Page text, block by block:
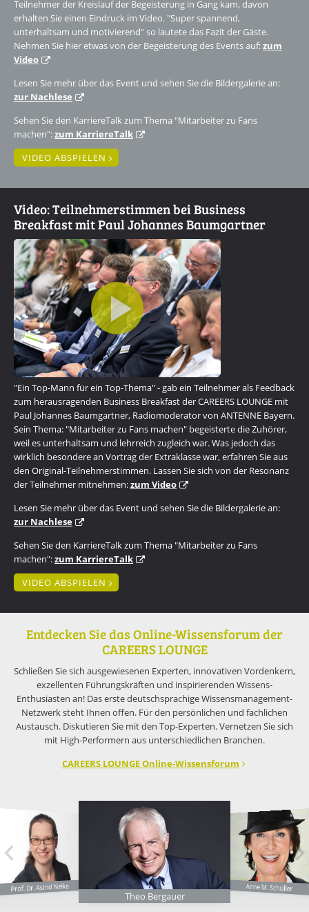
Teilnehmer der Kreislauf der Begeisterung in Gang kam, davon
erhalten Sie einen Eindruck im Video. "Super spannend,
unterhaltsam und motivierend" so lautete das Fazit der Gäste.
Nehmen Sie hier etwas von der Begeisterung des Events auf:zum
Video
Lesen Sie mehr über das Event und sehen Sie die Bildergalerie an:
zur Nachlese
Sehen Sie den KarriereTalk zum Thema "Mitarbeiter zu Fans
machen":zum KarriereTalk
VIDEO ABSPIELEN
Video: Teilnehmerstimmen bei Business
Breakfast mit Paul Johannes Baumgartner
"Ein Top-Mann für ein Top-Thema" - gab ein Teilnehmer als Feedback
zum herausragenden Business Breakfast der CAREERS LOUNGE mit
Paul Johannes Baumgartner, Radiomoderator von ANTENNE Bayern.
Sein Thema: "Mitarbeiter zu Fans machen" begeisterte die Zuhörer,
weil es unterhaltsam und lehrreich zugleich war. Was jedoch das
wirklich besondere an Vortrag der Extraklasse war, erfahren Sie aus
den Original-Teilnehmerstimmen. Lassen Sie sich von der Resonanz
der Teilnehmer mitnehmen:zum Video
Lesen Sie mehr über das Event und sehen Sie die Bildergalerie an:
zur Nachlese
Sehen Sie den KarriereTalk zum Thema "Mitarbeiter zu Fans
machen":zum KarriereTalk
VIDEO ABSPIELEN
Entdecken Sie das Online-Wissensforum der
CAREERS LOUNGE
Schließen Sie sich ausgewiesenen Experten, innovativen Vordenkern,
exzellenten Führungskräften und inspirierenden Wissens-
Enthusiasten an! Das erste deutschsprachige Wissensmanagement-
Netzwerk steht Ihnen offen. Für den persönlichen und fachlichen
Austausch. Diskutieren Sie mit den Top-Experten. Vernetzen Sie sich
mit High-Performern aus unterschiedlichen Branchen.
CAREERS LOUNGE Online-Wissensforum
Prof. Dr. Astrid Nelke
Theo Bergauer
Anne M. Schüller